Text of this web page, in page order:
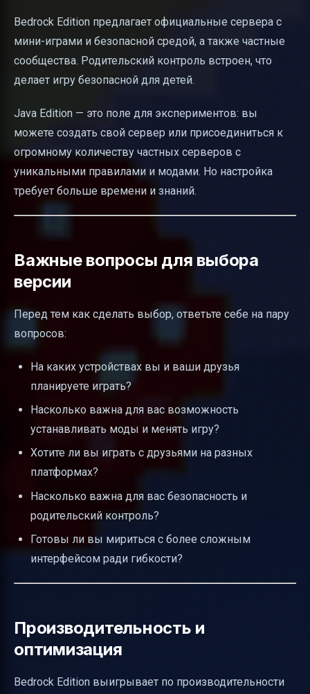
Bedrock Edition предлагает официальные сервера с
мини-играми и безопасной средой, а также частные
сообщества. Родительский контроль встроен, что
делает игру безопасной для детей.
Java Edition — это поле для экспериментов: вы
можете создать свой сервер или присоединиться к
огромному количеству частных серверов с
уникальными правилами и модами. Но настройка
требует больше времени и знаний.
Важные вопросы для выбора
версии
Перед тем как сделать выбор, ответьте себе на пару
вопросов:
На каких устройствах вы и ваши друзья
планируете играть?
Насколько важна для вас возможность
устанавливать моды и менять игру?
Хотите ли вы играть с друзьями на разных
платформах?
Насколько важна для вас безопасность и
родительский контроль?
Готовы ли вы мириться с более сложным
интерфейсом ради гибкости?
Производительность и
оптимизация
Bedrock Edition выигрывает по производительности